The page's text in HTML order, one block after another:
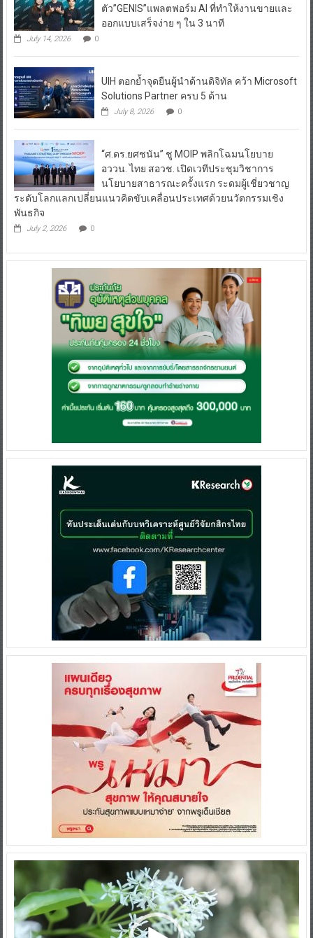
ตัว”GENIS”แพลตฟอร์ม AI ที่ทำให้งานขายและ
ออกแบบเสร็จง่าย ๆ ใน 3 นาที
July 14, 2026 0
UIH ตอกย้ำจุดยืนผู้นำด้านดิจิทัล คว้า Microsoft
Solutions Partner ครบ 5 ด้าน
July 8, 2026 0
“ศ.ดร.ยศชนัน” ชู MOIP พลิกโฉมนโยบาย
อววน. ไทย สอวช. เปิดเวทีประชุมวิชาการ
นโยบายสาธารณะครั้งแรก ระดมผู้เชี่ยวชาญ
ระดับโลกแลกเปลี่ยนแนวคิดขับเคลื่อนประเทศด้วยนวัตกรรมเชิง
พันธกิจ
July 2, 2026 0
Player